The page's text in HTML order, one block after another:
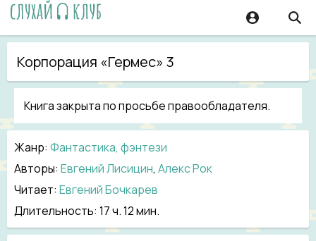
Корпорация «Гермес» 3
Книга закрыта по просьбе правообладателя.
Жанр: Фантастика, фэнтези
Авторы: Евгений Лисицин, Алекс Рок
Читает: Евгений Бочкарев
Длительность: 17 ч. 12 мин.